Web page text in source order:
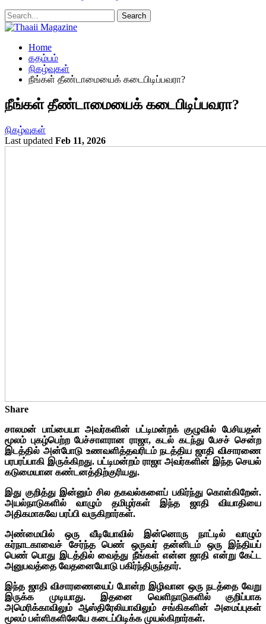
Home
கதம்பம்
நிகழ்வுகள்
நீங்கள் தீண்டாமையைக் கடைபிடிப்பவரா?
நீங்கள் தீண்டாமையைக் கடைபிடிப்பவரா?
நிகழ்வுகள்
Last updated Feb 11, 2026
Share
சாலமன் பாப்பையா அவர்களின் பட்டிமன்றக் குழுவில் பேசியதன்
மூலம் புகழ்பெற்ற பேச்சாளரான ராஜா, கடல் கடந்து பேசச் சென்ற
இடத்தில் அன்போடு உணவளித்தவரிடம் நடத்திய ஜாதி விசாரணை
பரபரப்பாகி இருக்கிறது. பட்டிமன்றம் ராஜா அவர்களின் இந்த செயல்
கடுமையான கண்டனத்திற்குரியது.
இது குறித்து இன்னும் சில தகவல்களைப் பகிர்ந்து கொள்கிறேன்.
அயல்நாடுகளில் வாழும் தமிழர்கள் இந்த ஜாதி வியாதியை
அதிகமாகவே பரப்பி வருகிறார்கள்.
அண்மையில் ஒரு வீடியோவில் இன்னொரு நாட்டில் வாழும்
கர்நாடகாவைச் சேர்ந்த பெண் ஒருவர் தன்னிடம் ஒரு இந்தியப்
பெண் பொது இடத்தில் வைத்து நீங்கள் என்ன ஜாதி என்று கேட்ட
அனுபவத்தை வேதனையோடு பகிர்ந்திருந்தார்.
இந்த ஜாதி விசாரணையைப் போன்ற இழிவான ஒரு நடத்தை வேறு
இருக்க முடியாது. இதனை வெளிநாடுகளில் குறிப்பாக
அமெரிக்காவிலும் ஆஸ்திரேலியாவிலும் சங்கிகளின் அமைப்புகள்
மூலம் பள்ளிகளிலேயே கடைப்பிடிக்க முயல்கிறார்கள்.